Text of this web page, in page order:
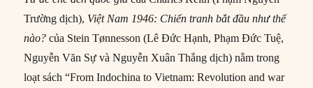
Trường dịch), Việt Nam 1946: Chiến tranh bắt đầu như thế
nào? của Stein Tønnesson (Lê Đức Hạnh, Phạm Đức Tuệ,
Nguyễn Văn Sự và Nguyễn Xuân Thắng dịch) nằm trong
loạt sách “From Indochina to Vietnam: Revolution and war